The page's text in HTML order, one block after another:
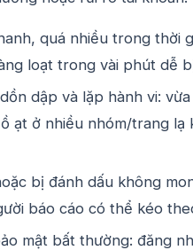
quá nhiều trong thời
loạt trong vài phút dễ
dập và lặp hành vi:
ạt ở nhiều nhóm/trang
bị đánh dấu không
báo cáo có thể kéo
mật bất thường: đăng